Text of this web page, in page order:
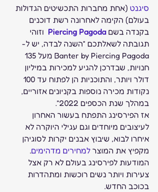
סיגנט (אחת מחברות התכשיטים הגדולות
בעולם) הקימה לאחרונה רשת דוכנים
בקנדה בשם Piercing Pagoda
  וזוהי
תגובתה לשאלתכם “השנה לבדה, יש ל-
חנויות, שבדרכן להגיע למכירות במיליון
נקודות מכירה נוספות בקניונים אזוריים,
במהלך שנת הכספים 2022”.
אז הפירסינג התפתח בעשור האחרון
לעיצובים מיוחדים וגם עגילי היוקרה לא
איחרו לבוא, שיבוץ אבנים יקרות לסוגיהן
מקפיץ את המוצר למחירים מדהימים.
המודעות לפירסינג בעולם לא רק אצל
צעירות ויותר נשים רוכשות ומתהדרות
בכוכב החדש.